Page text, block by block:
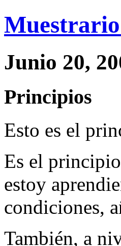
Junio 20,
Principios
Esto es el
Es el
estoy
condiciones,
También, a